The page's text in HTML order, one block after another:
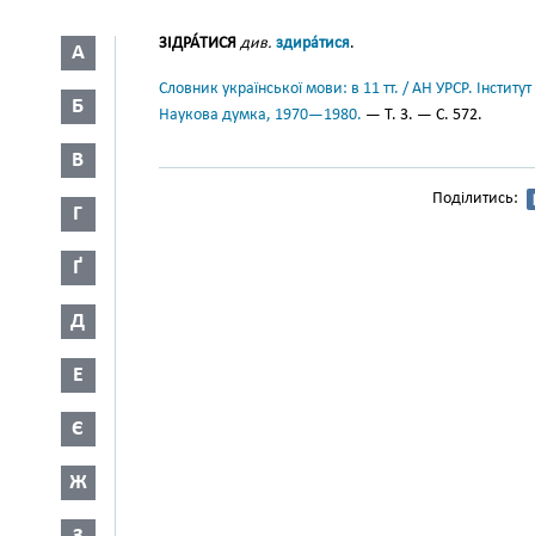
А
Б
В
Г
Ґ
Д
Е
Є
Ж
ЗІДРА́ТИСЯ див. здира́тися.
Словник української мови: в 11 тт. / АН УРСР.
Наукова думка, 1970—1980. — Т. 3. — С. 572.
Поділитись: